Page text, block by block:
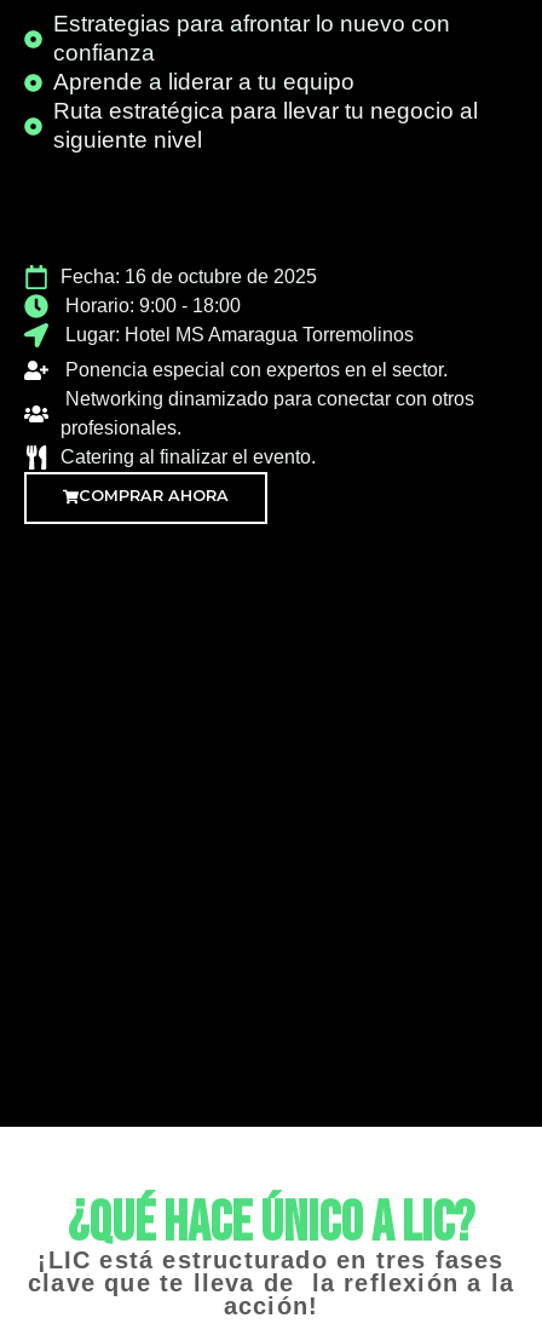
Estrategias para afrontar lo nuevo con
confianza
Aprende a liderar a tu equipo
Ruta estratégica para llevar tu negocio al
siguiente nivel
Fecha: 16 de octubre de 2025
Horario: 9:00 - 18:00
Lugar: Hotel MS Amaragua Torremolinos
Ponencia especial con expertos en el sector.
Networking dinamizado para conectar con otros
profesionales.
Catering al finalizar el evento.
COMPRAR AHORA
¿Qué hace único a LIC?
¡LIC está estructurado en tres fases
clave que te lleva de la reflexión a la
acción!